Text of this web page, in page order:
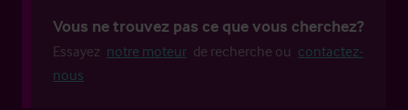
Vous ne trouvez pas ce que vous cherchez?
Essayez notre moteur de recherche ou contactez-
nous